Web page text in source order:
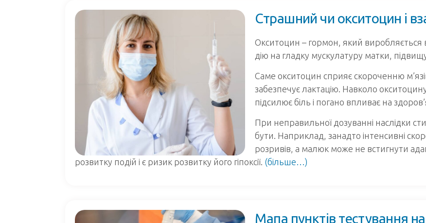
Страшний чи окситоцин і
Окситоцин – гормон, який виробляється
дію на гладку мускулатуру матки,
Саме окситоцин сприяє скороченню
забезпечує лактацію. Навколо
підсилює біль і погано впливає на
При неправильної дозуванні наслідки
бути. Наприклад, занадто інтенсивні
розривів, а малюк може не встигнути
розвитку подій і є ризик розвитку його гіпоксії. (більше…)
Мапа пунктів тестування